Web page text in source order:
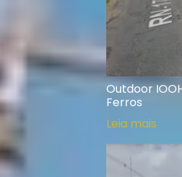
Outdoor
Ferros
Leia mais